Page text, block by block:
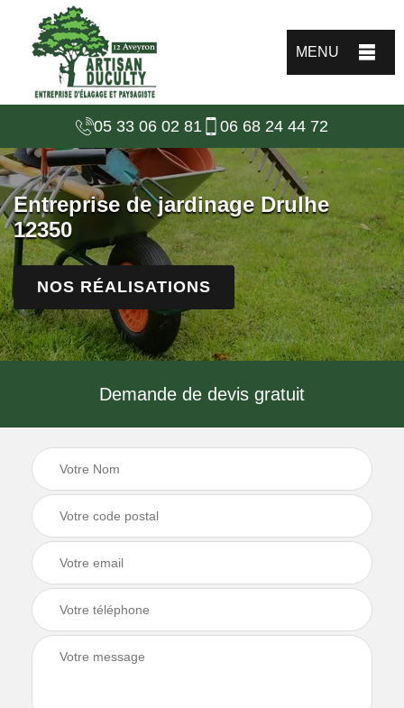
MENU
05 33 06 02 81 06 68 24 44 72
Entreprise de jardinage Drulhe
12350
NOS RÉALISATIONS
Demande de devis gratuit